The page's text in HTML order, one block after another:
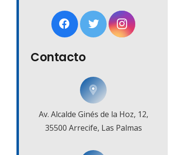
Contacto
Av. Alcalde Ginés de la Hoz, 12,
35500 Arrecife, Las Palmas